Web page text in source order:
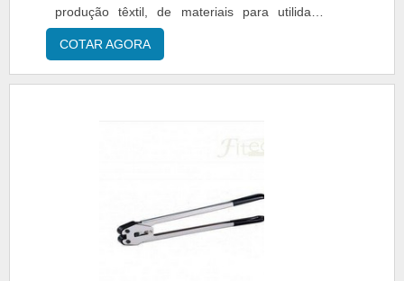
MP MaquinaPack encontramos o que há de
melhor em paletizadoras. São opções variadas
que a empresa oferece, como máquinas de
automação e movimentação e projetos
produção têxtil, de materiais para utilidade
doméstica ou qualquer outro segmento que
possua uma etapa de serviço em que a
COTAR AGORA